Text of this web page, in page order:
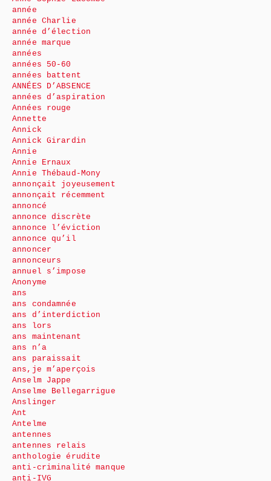
année
année Charlie
année d’élection
année marque
années
années 50-60
années battent
ANNÉES D’ABSENCE
années d’aspiration
Années rouge
Annette
Annick
Annick Girardin
Annie
Annie Ernaux
Annie Thébaud-Mony
annonçait joyeusement
annonçait récemment
annoncé
annonce discrète
annonce l’éviction
annonce qu’il
annoncer
annonceurs
annuel s’impose
Anonyme
ans
ans condamnée
ans d’interdiction
ans lors
ans maintenant
ans n’a
ans paraissait
ans,je m’aperçois
Anselm Jappe
Anselme Bellegarrigue
Anslinger
Ant
Antelme
antennes
antennes relais
anthologie érudite
anti-criminalité manque
anti-IVG